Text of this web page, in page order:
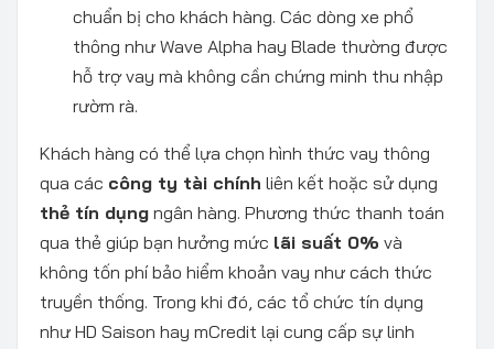
chuẩn bị cho khách hàng. Các dòng xe phổ
thông như Wave Alpha hay Blade thường được
hỗ trợ vay mà không cần chứng minh thu nhập
rườm rà.
Khách hàng có thể lựa chọn hình thức vay thông
qua các công ty tài chính liên kết hoặc sử dụng
thẻ tín dụng ngân hàng. Phương thức thanh toán
qua thẻ giúp bạn hưởng mức lãi suất 0% và
không tốn phí bảo hiểm khoản vay như cách thức
truyền thống. Trong khi đó, các tổ chức tín dụng
như HD Saison hay mCredit lại cung cấp sự linh